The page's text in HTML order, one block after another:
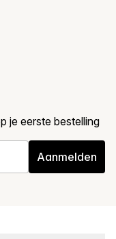
je eerste bestelling
Aanmelden